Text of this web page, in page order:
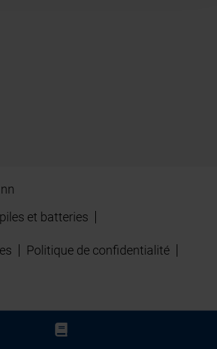
et batteries
Politique de confidentialité